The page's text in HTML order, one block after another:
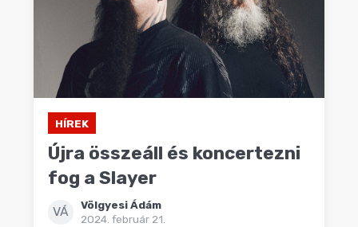
HÍREK
Újra összeáll és koncertezni
fog a Slayer
VÁ
Völgyesi Ádám
2024. február 21.